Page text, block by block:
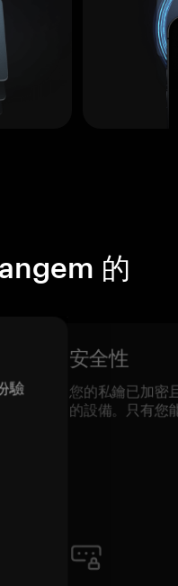
的
驗
安全性
您的私鑰已加密
的設備。只有您